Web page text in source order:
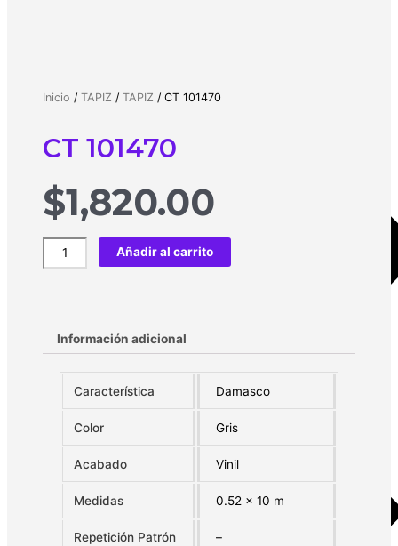
Inicio / TAPIZ / TAPIZ / CT 101470
CT 101470
$1,820.00
Añadir al carrito
Información adicional
Característica Damasco
Color Gris
Acabado Vinil
Medidas 0.52 x 10 m
Repetición Patrón –